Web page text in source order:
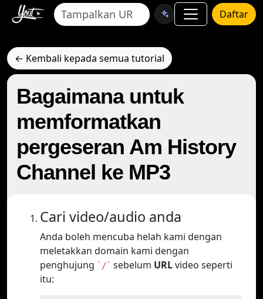
Daftar
← Kembali kepada semua tutorial
Bagaimana untuk
memformatkan
pergeseran Am History
Channel ke MP3
Cari video/audio anda
Anda boleh mencuba helah kami dengan
meletakkan domain kami dengan
penghujung `/` sebelum URLvideo seperti
itu: